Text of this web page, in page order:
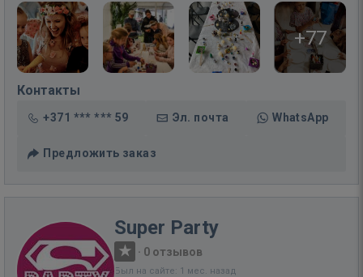
+77
Контакты
+371 *** *** 59 Эл. почта WhatsApp
Предложить заказ
Super Party
· 0 отзывов
Был на сайте: 1 мес. назад